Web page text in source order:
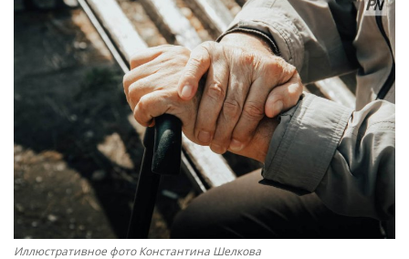
МИР
СПЕЦПРОЕКТЫ
СПОРТ
Чек-лист
РАЗВЛЕЧЕНИЯ
OFFICIAL
Иллюстративное фото Константина Шелкова